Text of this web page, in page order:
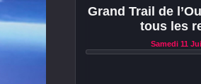
Grand Trail de
tous les
Samedi 11